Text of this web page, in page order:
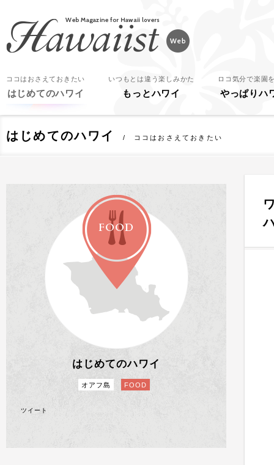
ココはおさえておきたい
はじめてのハワイ
いつもとは違う楽しみかた
もっとハワイ
ロコ気分で楽園
やっぱりハ
はじめてのハワイ ココはおさえておきたい
FOOD
はじめてのハワイ
オアフ島 FOOD
ツイート